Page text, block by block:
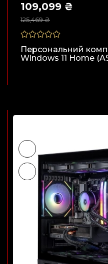
125,469 ₴
109,099 ₴
Персональний
Windows 11 Home